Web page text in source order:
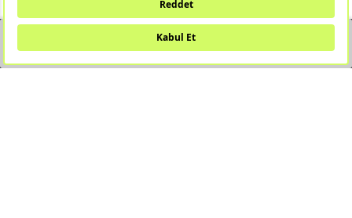
YAKINDA STOKTA